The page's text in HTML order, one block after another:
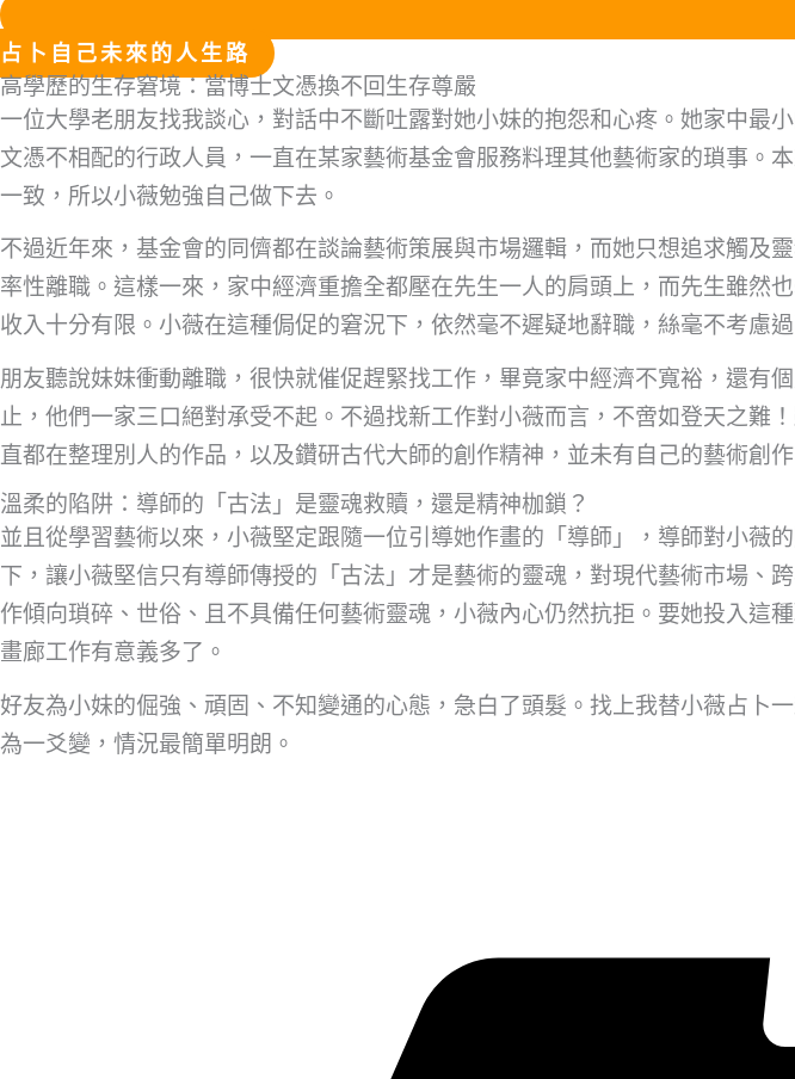
占卜自己未來的人生路
高學歷的生存窘境：當博士文憑換不回生存尊嚴
一位大學老朋友找我談心，對話中不斷吐露對她小妹的抱怨和心疼。她家中最
文憑不相配的行政人員，一直在某家藝術基金會服務料理其他藝術家的瑣事
一致，所以小薇勉強自己做下去。
不過近年來，基金會的同儕都在談論藝術策展與市場邏輯，而她只想追求觸及
率性離職。這樣一來，家中經濟重擔全都壓在先生一人的肩頭上，而先生雖然
收入十分有限。小薇在這種侷促的窘況下，依然毫不遲疑地辭職，絲毫不考慮
朋友聽說妹妹衝動離職，很快就催促趕緊找工作，畢竟家中經濟不寬裕，還有
止，他們一家三口絕對承受不起。不過找新工作對小薇而言，不啻如登天之
直都在整理別人的作品，以及鑽研古代大師的創作精神，並未有自己的藝術創
溫柔的陷阱：導師的「古法」是靈魂救贖，還是精神枷鎖？
並且從學習藝術以來，小薇堅定跟隨一位引導她作畫的「導師」，導師對小薇
下，讓小薇堅信只有導師傳授的「古法」才是藝術的靈魂，對現代藝術市場、
作傾向瑣碎、世俗、且不具備任何藝術靈魂，小薇內心仍然抗拒。要她投入這
畫廊工作有意義多了。
好友為小妹的倔強、頑固、不知變通的心態，急白了頭髮。找上我替小薇占卜一
為一爻變，情況最簡單明朗。